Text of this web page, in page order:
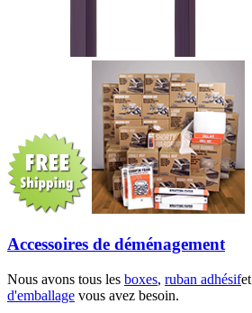
Accessoires de déménagement
Nous avons tous les boxes, ruban adhésifet
d'emballage vous avez besoin.